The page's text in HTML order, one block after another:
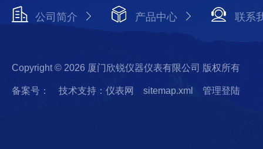
公司简介 产品中心 联系
Copyright © 2026 厦门欣锐仪器仪表有限公司 版权所有
备案号： 技术支持：仪表网 sitemap.xml 管理登陆